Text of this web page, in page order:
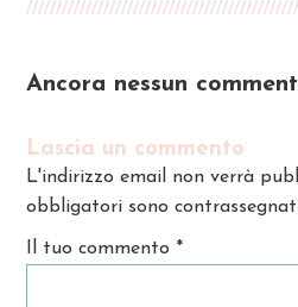
Ancora nessun
Lascia un commento
L'indirizzo email non verrà
obbligatori sono
Il tuo commento *